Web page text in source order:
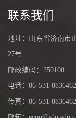
联系我们
地址：山东省济南市
27号
邮政编码：250100
电话：86-531-
传真：86-531-